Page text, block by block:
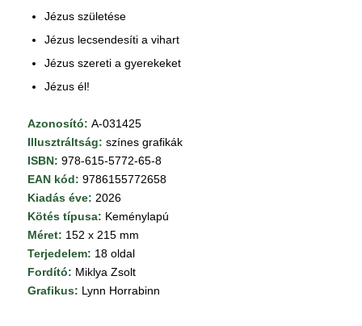
Jézus születése
Jézus lecsendesíti a vihart
Jézus szereti a gyerekeket
Jézus él!
Azonosító: A-031425
Illusztráltság: színes grafikák
ISBN: 978-615-5772-65-8
EAN kód: 9786155772658
Kiadás éve: 2026
Kötés típusa: Keménylapú
Méret: 152 x 215 mm
Terjedelem: 18 oldal
Fordító: Miklya Zsolt
Grafikus: Lynn Horrabinn